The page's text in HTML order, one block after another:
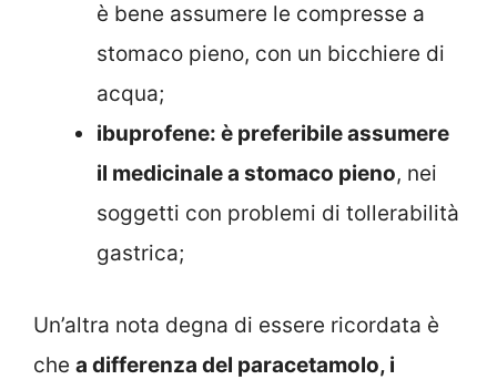
è bene assumere le compresse a
stomaco pieno, con un bicchiere di
acqua;
ibuprofene: è preferibile assumere
il medicinale a stomaco pieno, nei
soggetti con problemi di tollerabilità
gastrica;
Un’altra nota degna di essere ricordata è
che a differenza del paracetamolo, i